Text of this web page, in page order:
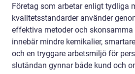
Företag som arbetar enligt tydliga
kvalitetsstandarder använder
effektiva metoder och skonsamma
innebär mindre kemikalier,
och en tryggare arbetsmiljö för
slutändan gynnar både kund och